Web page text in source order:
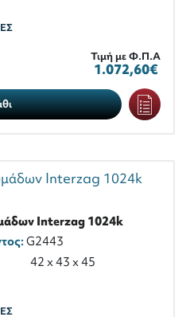
Τιμή με Φ.Π.Α
1.072,60€
Interzag 1024k
G2443
42 x 43 x 45